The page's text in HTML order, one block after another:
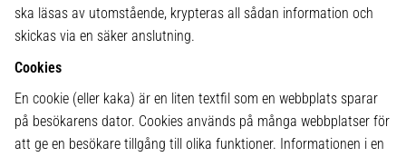
ska läsas av utomstående, krypteras all sådan information och
skickas via en säker anslutning.
Cookies
En cookie (eller kaka) är en liten textfil som en webbplats sparar
på besökarens dator. Cookies används på många webbplatser för
att ge en besökare tillgång till olika funktioner. Informationen i en